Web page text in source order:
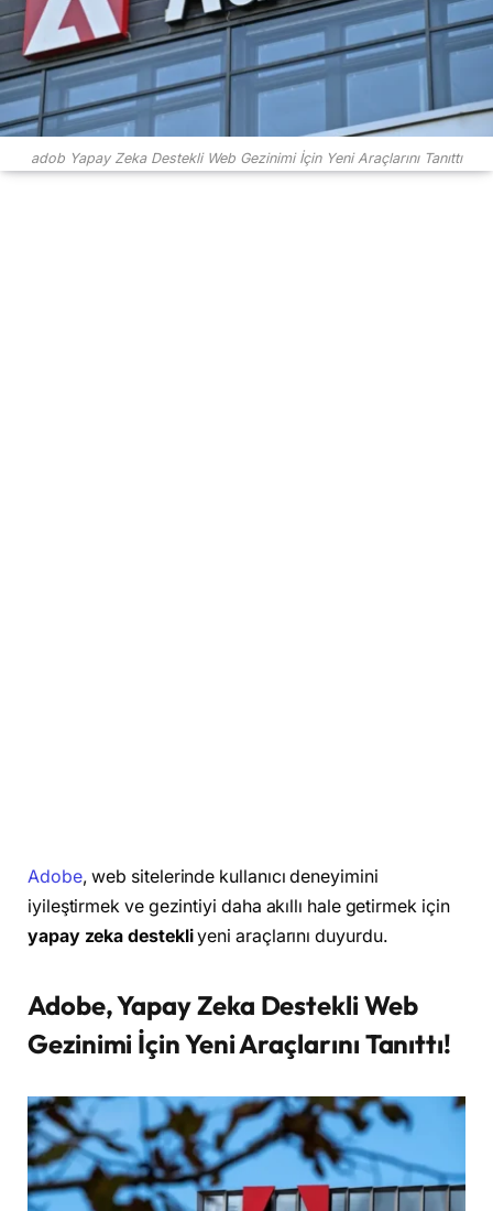
adob Yapay Zeka Destekli Web Gezinimi İçin Yeni Araçlarını Tanıttı
Adobe, web sitelerinde kullanıcı deneyimini
iyileştirmek ve gezintiyi daha akıllı hale getirmek için
yapay zeka destekliyeni araçlarını duyurdu.
Adobe, Yapay Zeka Destekli Web
Gezinimi İçin Yeni Araçlarını Tanıttı!